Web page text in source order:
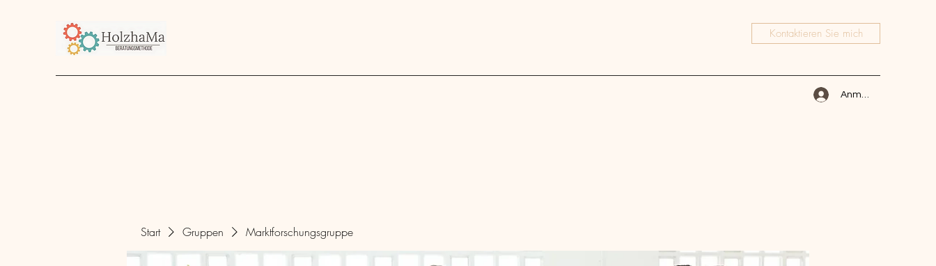
Kontaktieren Sie mich
Anmelden
Start Gruppen Marktforschungsgruppe